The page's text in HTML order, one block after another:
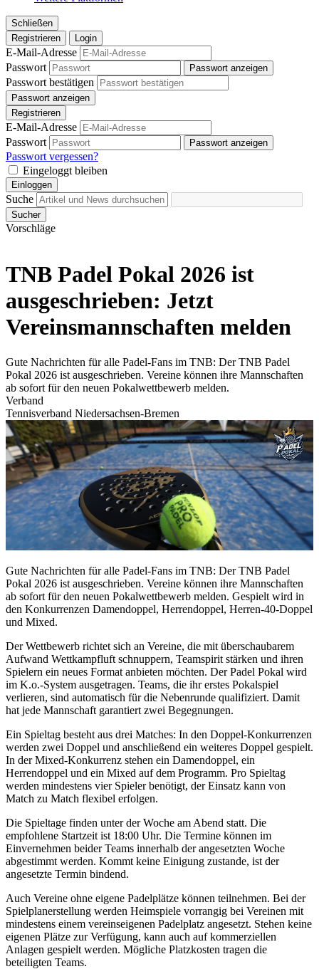
Schließen
Registrieren
Login
E-Mail-Adresse
Passwort
Passwort anzeigen
Passwort bestätigen
Passwort anzeigen
Registrieren
E-Mail-Adresse
Passwort
Passwort anzeigen
Passwort vergessen?
Eingeloggt bleiben
Einloggen
Suche
Sucher
Vorschläge
TNB Padel Pokal 2026 ist
ausgeschrieben: Jetzt
Vereinsmannschaften melden
Gute Nachrichten für alle Padel-Fans im TNB: Der TNB Padel
Pokal 2026 ist ausgeschrieben. Vereine können ihre Mannschaften
ab sofort für den neuen Pokalwettbewerb melden.
Verband
Tennisverband Niedersachsen-Bremen
Gute Nachrichten für alle Padel-Fans im TNB: Der TNB Padel
Pokal 2026 ist ausgeschrieben. Vereine können ihre Mannschaften
ab sofort für den neuen Pokalwettbewerb melden. Gespielt wird in
den Konkurrenzen Damendoppel, Herrendoppel, Herren-40-Doppel
und Mixed.
Der Wettbewerb richtet sich an Vereine, die mit überschaubarem
Aufwand Wettkampfluft schnuppern, Teamspirit stärken und ihren
Spielern ein neues Format anbieten möchten. Der Padel Pokal wird
im K.o.-System ausgetragen. Teams, die ihr erstes Pokalspiel
verlieren, sind automatisch für die Nebenrunde qualifiziert. Damit
hat jede Mannschaft garantiert zwei Begegnungen.
Ein Spieltag besteht aus drei Matches: In den Doppel-Konkurrenzen
werden zwei Doppel und anschließend ein weiteres Doppel gespielt.
In der Mixed-Konkurrenz stehen ein Damendoppel, ein
Herrendoppel und ein Mixed auf dem Programm. Pro Spieltag
werden mindestens vier Spieler benötigt, der Einsatz kann von
Match zu Match flexibel erfolgen.
Die Spieltage finden unter der Woche am Abend statt. Die
empfohlene Startzeit ist 18:00 Uhr. Die Termine können im
Einvernehmen beider Teams innerhalb der angesetzten Woche
abgestimmt werden. Kommt keine Einigung zustande, ist der
angesetzte Termin bindend.
Auch Vereine ohne eigene Padelplätze können teilnehmen. Bei der
Spielplanerstellung werden Heimspiele vorrangig bei Vereinen mit
mindestens einem vereinseigenen Padelplatz angesetzt. Stehen keine
eigenen Plätze zur Verfügung, kann auch auf kommerziellen
Anlagen gespielt werden. Mögliche Platzkosten tragen die
beteiligten Teams.